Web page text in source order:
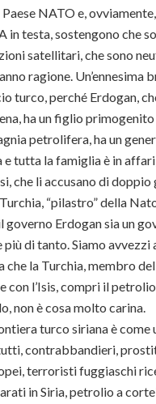
Paese NATO e,
in testa, sostengono che
satellitari, che sono
ragione. Un’ennesima
turco, perché Erdogan,
ha un figlio
petrolifera, ha un
e tutta la famiglia è in
che li accusano di doppio
“pilastro” della
governo Erdogan sia un
più di tanto. Siamo avvezzi
che la Turchia, membro
con l’Isis, compri il petrolio
non è cosa molto carina.
turco siriana è come
contrabbandieri,
terroristi fuggiaschi
in Siria, petrolio a